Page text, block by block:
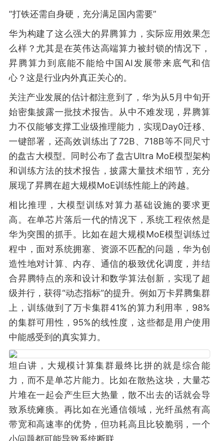
“打铁还需自身硬，充分满足国内需要”
华为构建了这么强大的昇腾算力，实际应用效果怎
么样？尤其是在英伟达高端算力被封锁的情况下，
昇腾算力到底能不能给中国AI发展带来底气和信
心？这是行业内外真正关心的。
关注产业发展的估计都注意到了，华为从5月中旬开
始密集披露一批技术报告。从中不难发现，昇腾算
力不仅能够支撑工业级推理能力，实现Day0迁移、
一键部署，还高效训练出了72B、718B等不同尺寸
的盘古大模型。同时公布了盘古Ultra MoE模型架构
和训练方法的技术报告，披露大量技术细节，充分
展现了昇腾在超大规模MoE训练性能上的跨越。
相比推理，大模型训练对算力基础设施的要求更
高。在单芯片落后一代的情况下，系统工程依然是
华为突围的抓手。比如在超大规模MoE模型训练过
程中，面对系统拥塞、资源不匹配的问题，华为创
造性地对计算、内存、通信的极致优化调度，并结
合昇腾特点的亲和设计和数学算法创新，实现了超
级并行，获得“动态指标”的提升。例如万卡昇腾集群
上，训练做到了万卡集群41%的算力利用率，98%
的集群可用性，95%的线性度，这些都是用户使用
中能感受到的真实算力。
坦白讲，大规模计算集群最终比拼的就是综合能
力，而不是单芯片能力。比如在散热这块，大量芯
片堆在一起会产生巨大热量，散不出去的话就会导
致系统瘫痪。再比如在光通信领域，光纤虽然有高
带宽和高速率的优势，但功耗高且比较脆弱，一个
小问题都可能导致系统断联。